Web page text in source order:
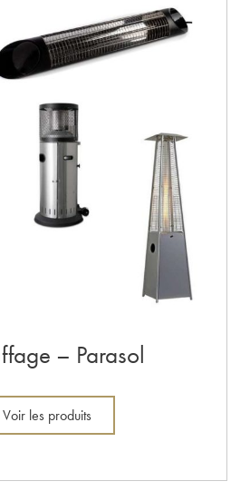
– Parasol
Voir les produits